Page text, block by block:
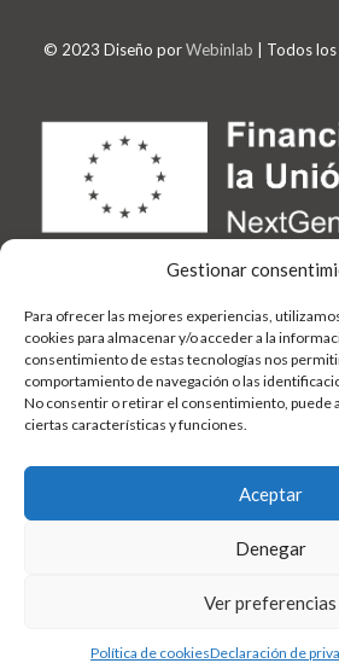
Gestionar
Para ofrecer las mejores experiencias,
cookies para almacenar y/o acceder a la
consentimiento de estas tecnologías nos
comportamiento de navegación o las
No consentir o retirar el consentimiento, puede
ciertas características y funciones.
Aceptar
Denegar
Ver preferencias
Política de cookiesDeclaración de
© 2023 Diseño porWebinlab | Todos